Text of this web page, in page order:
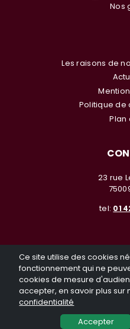
Ce site utilise des cookies
fonctionnement qui ne
cookies de mesure
accepter, en savoir plus sur
confidentialité
Accepter
Nos
Les raisons de
Politique de
Plan
23 rue
tel: 01
© Investir en Nue Propriété
reproduction même partielle